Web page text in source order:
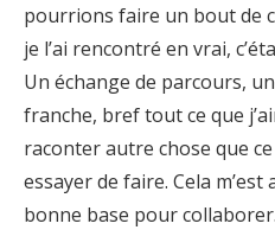
pourrions faire un bout de
je l’ai rencontré en vrai,
Un échange de parcours,
franche, bref tout ce que
raconter autre chose que ce
essayer de faire. Cela
bonne base pour collaborer.